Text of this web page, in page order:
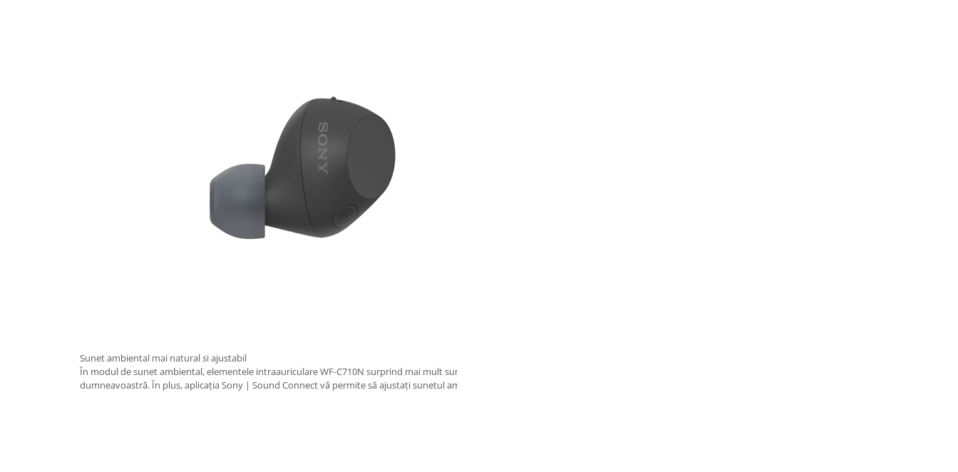
Sunet ambiental mai natural si ajustabil
În modul de sunet ambiental, elementele intraauriculare WF-C710N surprind mai mult sunet ambiental grație microfoanelor de feedforward și feedback, pentru o experiență de ascultare mai naturală,
dumneavoastră. În plus, aplicația Sony | Sound Connect vă permite să ajustați sunetul ambiental la 20 de niveluri sau să utilizați setarea de intensificare a vocii pentru a conversa fără a vă scoate căștile.